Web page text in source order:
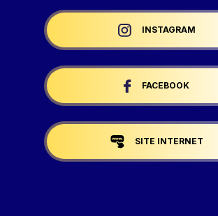
Liens réseaux
INSTAGRAM
FACEBOOK
SITE INTERNET